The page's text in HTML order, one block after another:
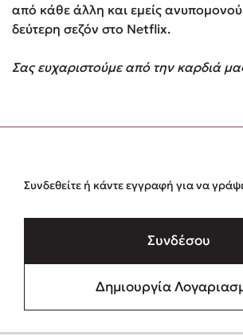
από κάθε άλλη και εμείς
δεύτερη σεζόν στο Netflix.
Σας ευχαριστούμε από την καρδιά
Συνδεθείτε ή κάντε εγγραφή για να
Συνδέσου
Δημιουργία